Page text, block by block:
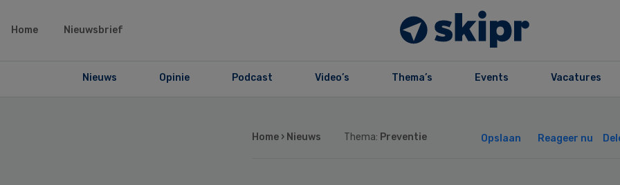
Home Nieuwsbrief
Nieuws Opinie Podcast Video’s Thema’s Events Vacatures
Home › Nieuws Thema: Preventie Opslaan Reageer nu